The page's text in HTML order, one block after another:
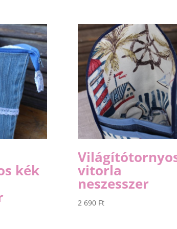
kék vitorla
neszesszer
2 690 Ft